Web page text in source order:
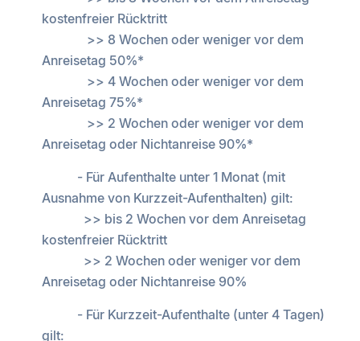
kostenfreier Rücktritt
>> 8 Wochen oder weniger vor dem
Anreisetag 50%*
>> 4 Wochen oder weniger vor dem
Anreisetag 75%*
>> 2 Wochen oder weniger vor dem
Anreisetag oder Nichtanreise 90%*
- Für Aufenthalte unter 1 Monat (mit
Ausnahme von Kurzzeit-Aufenthalten) gilt:
>> bis 2 Wochen vor dem Anreisetag
kostenfreier Rücktritt
>> 2 Wochen oder weniger vor dem
Anreisetag oder Nichtanreise 90%
- Für Kurzzeit-Aufenthalte (unter 4 Tagen)
gilt: